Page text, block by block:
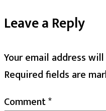
Leave a Reply
Your email address
Required fields are
Comment*